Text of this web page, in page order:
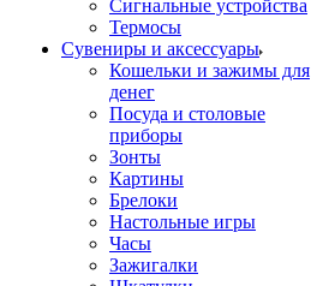
Сигнальные устройства
Термосы
Сувениры и аксессуары
Кошельки и зажимы для
денег
Посуда и столовые
приборы
Зонты
Картины
Брелоки
Настольные игры
Часы
Зажигалки